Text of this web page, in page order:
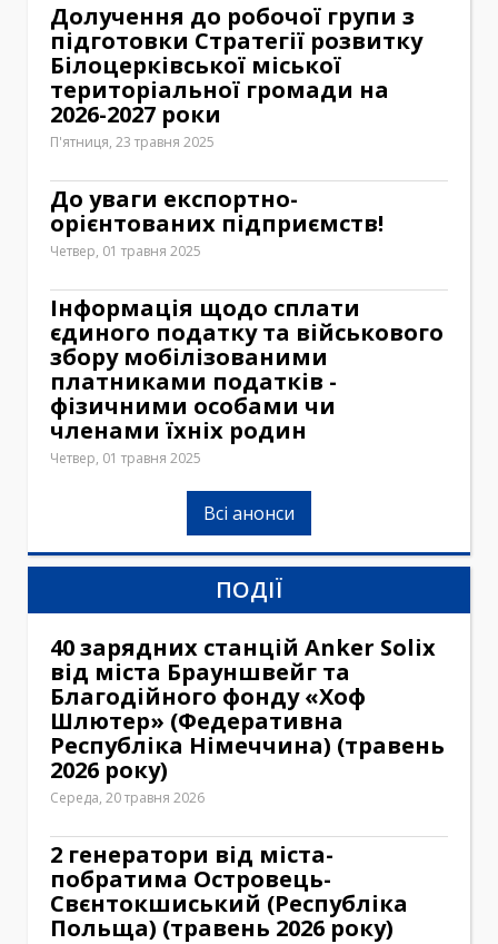
Долучення до робочої групи з
підготовки Стратегії розвитку
Білоцерківської міської
територіальної громади на
2026-2027 роки
П'ятниця, 23 травня 2025
До уваги експортно-
орієнтованих підприємств!
Четвер, 01 травня 2025
Інформація щодо сплати
єдиного податку та військового
збору мобілізованими
платниками податків -
фізичними особами чи
членами їхніх родин
Четвер, 01 травня 2025
Всі анонси
ПОДІЇ
40 зарядних станцій Anker Solix
від міста Брауншвейг та
Благодійного фонду «Хоф
Шлютер» (Федеративна
Республіка Німеччина) (травень
2026 року)
Середа, 20 травня 2026
2 генератори від міста-
побратима Островець-
Свєнтокшиський (Республіка
Польща) (травень 2026 року)